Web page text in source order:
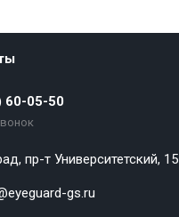
60-05-50
пр-т Университетский, 15
gs.ru